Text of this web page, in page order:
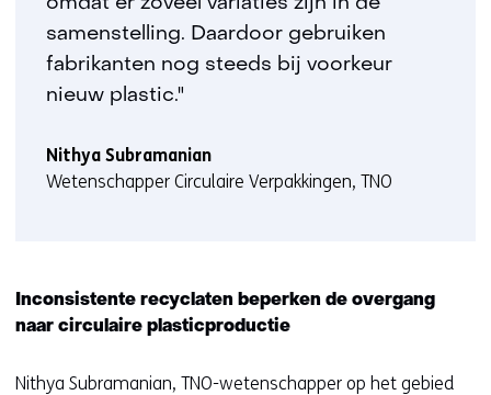
omdat er zoveel variaties zijn in de
samenstelling. Daardoor gebruiken
fabrikanten nog steeds bij voorkeur
nieuw plastic."
Nithya Subramanian
Wetenschapper Circulaire Verpakkingen, TNO
Inconsistente recyclaten beperken de overgang
naar circulaire plasticproductie
Nithya Subramanian, TNO-wetenschapper op het gebied